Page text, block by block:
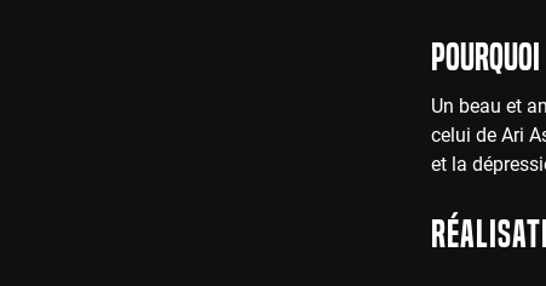
Un beau et
celui de Ari
et la